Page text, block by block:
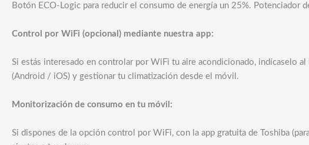
Botón ECO-Logic para reducir el consumo de energía un 25%.
Control por WiFi (opcional) mediante nuestra app:
Si estás interesado en controlar por WiFi tu aire acondicionado, indícaselo
(Android / iOS) y gestionar tu climatización desde el móvil.
Monitorización de consumo en tu móvil:
Si dispones de la opción control por WiFi, con la app gratuita de Toshiba